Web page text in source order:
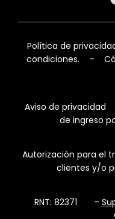
Política de
condiciones. –
Aviso de privacidad
de ingreso
Autorización para el
clientes y/o
RNT: 82371 –